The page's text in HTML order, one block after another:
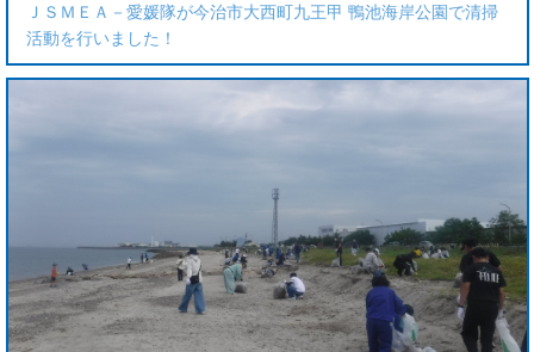
ＪＳＭＥＡ－愛媛隊が今治市大西町九王甲 鴨池海岸公園で清掃
活動を行いました！